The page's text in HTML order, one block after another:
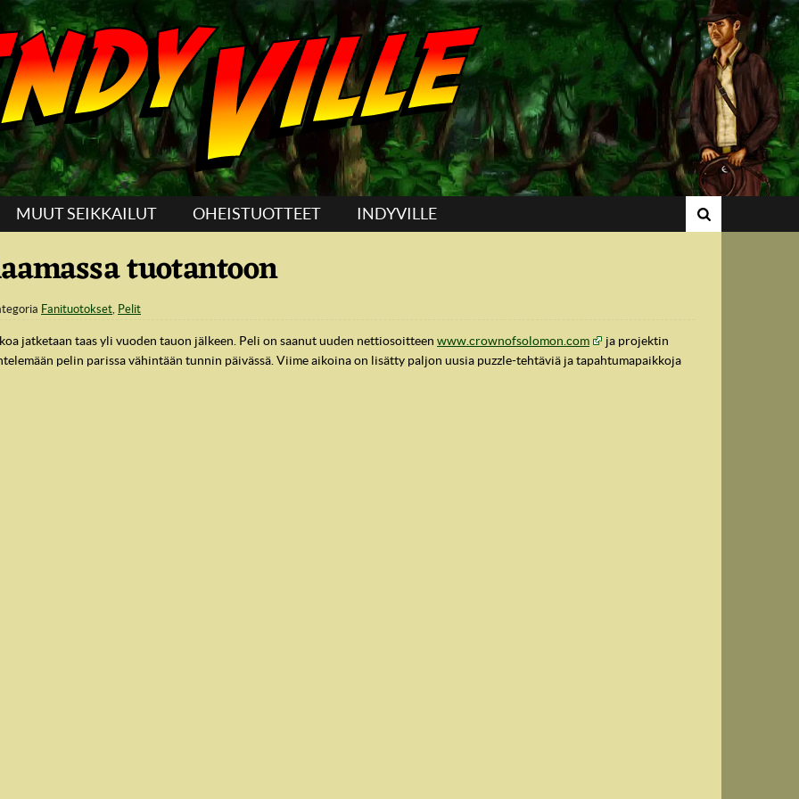
MUUT SEIKKAILUT OHEISTUOTTEET INDYVILLE
tuotantoon
Fanituotokset, Pelit
jatketaan taas yli vuoden tauon jälkeen. Peli on saanut uuden nettiosoitteen www.crownofsolomon.com
ja projektin
pelin parissa vähintään tunnin päivässä. Viime aikoina on lisätty paljon uusia puzzle-tehtäviä ja tapahtumapaikkoja